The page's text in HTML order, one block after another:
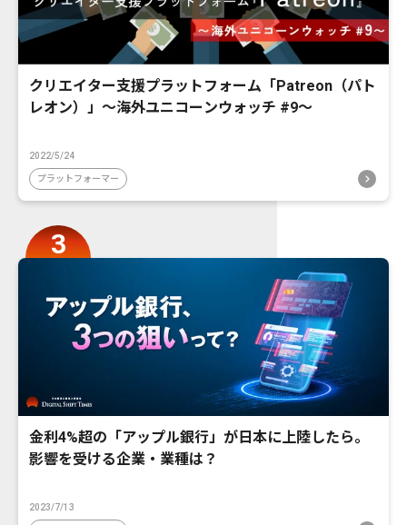
クリエイター支援プラットフォーム「Patreon（パト
レオン）」〜海外ユニコーンウォッチ #9〜
2022/5/24
プラットフォーマー
金利4%超の「アップル銀行」が日本に上陸したら。
影響を受ける企業・業種は？
2023/7/13